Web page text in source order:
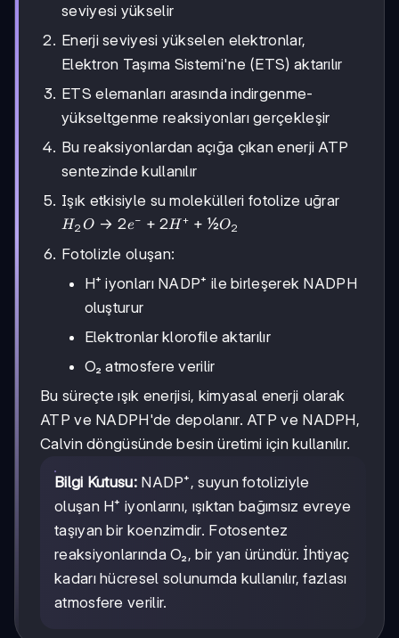
seviyesi yükselir
Enerji seviyesi yükselen elektronlar,
Elektron Taşıma Sistemi'ne (ETS) aktarılır
ETS elemanları arasında indirgenme-
yükseltgenme reaksiyonları gerçekleşir
Bu reaksiyonlardan açığa çıkan enerji ATP
sentezinde kullanılır
Işık etkisiyle su molekülleri fotolize uğrar
H₂O
2e⁻
½O₂
H2 O → 2e− + 2H + + ½O2
Fotolizle oluşan:
H⁺ iyonları NADP⁺ ile birleşerek NADPH
oluşturur
Elektronlar klorofile aktarılır
O₂ atmosfere verilir
Bu süreçte ışık enerjisi, kimyasal enerji olarak
ATP ve NADPH'de depolanır. ATP ve NADPH,
Calvin döngüsünde besin üretimi için kullanılır.
Bilgi Kutusu:NADP⁺, suyun fotoliziyle
oluşan H⁺ iyonlarını, ışıktan bağımsız evreye
taşıyan bir koenzimdir. Fotosentez
reaksiyonlarında O₂, bir yan üründür. İhtiyaç
kadarı hücresel solunumda kullanılır, fazlası
atmosfere verilir.